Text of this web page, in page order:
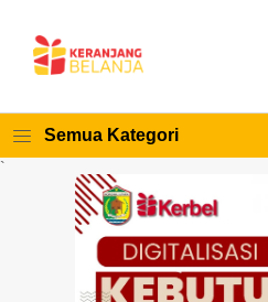
Semua Kategori
`